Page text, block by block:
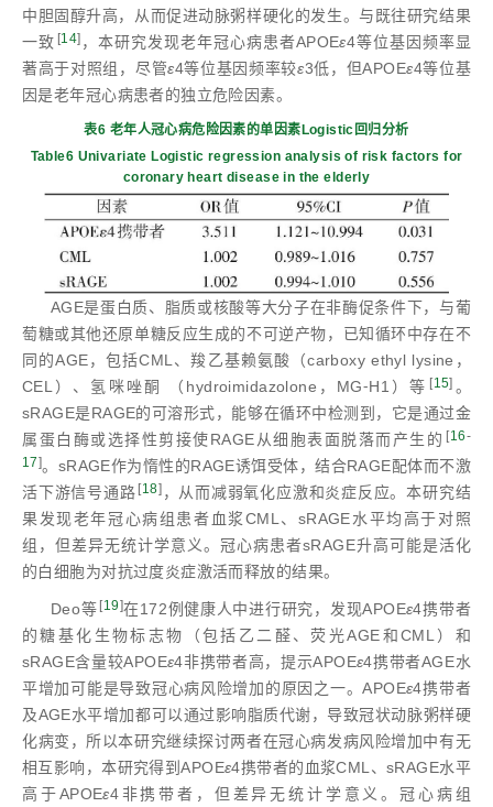
中胆固醇升高，从而促进动脉粥样硬化的发生。与既往研究结果
一致 [14] ，本研究发现老年冠心病患者APOEε4等位基因频率显
著高于对照组，尽管ε4等位基因频率较ε3低，但APOEε4等位基
因是老年冠心病患者的独立危险因素。
表6 老年人冠心病危险因素的单因素Logistic回归分析
Table6 Univariate Logistic regression analysis of risk factors for
coronary heart disease in the elderly
AGE是蛋白质、脂质或核酸等大分子在非酶促条件下，与葡
萄糖或其他还原单糖反应生成的不可逆产物，已知循环中存在不
同的AGE，包括CML、羧乙基赖氨酸（carboxy ethyl lysine，
CEL）、氢咪唑酮 （hydroimidazolone，MG⁃H1）等 [15] 。
sRAGE是RAGE的可溶形式，能够在循环中检测到，它是通过金
属蛋白酶或选择性剪接使RAGE从细胞表面脱落而产生的 [16-
17]。sRAGE作为惰性的RAGE诱饵受体，结合RAGE配体而不激
活下游信号通路 [18] ，从而减弱氧化应激和炎症反应。本研究结
果发现老年冠心病组患者血浆CML、sRAGE水平均高于对照
组，但差异无统计学意义。冠心病患者sRAGE升高可能是活化
的白细胞为对抗过度炎症激活而释放的结果。
Deo等 [19]在172例健康人中进行研究，发现APOEε4携带者
的糖基化生物标志物（包括乙二醛、荧光AGE和CML）和
sRAGE含量较APOEε4非携带者高，提示APOEε4携带者AGE水
平增加可能是导致冠心病风险增加的原因之一。APOEε4携带者
及AGE水平增加都可以通过影响脂质代谢，导致冠状动脉粥样硬
化病变，所以本研究继续探讨两者在冠心病发病风险增加中有无
相互影响，本研究得到APOEε4携带者的血浆CML、sRAGE水平
高于APOEε4非携带者，但差异无统计学意义。冠心病组